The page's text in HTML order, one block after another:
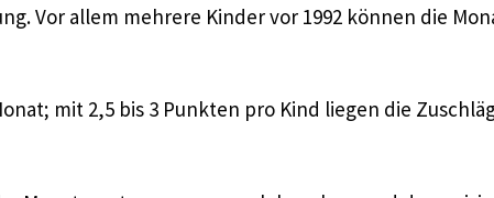
Vor allem mehrere Kinder vor 1992 können die
mit 2,5 bis 3 Punkten pro Kind liegen die